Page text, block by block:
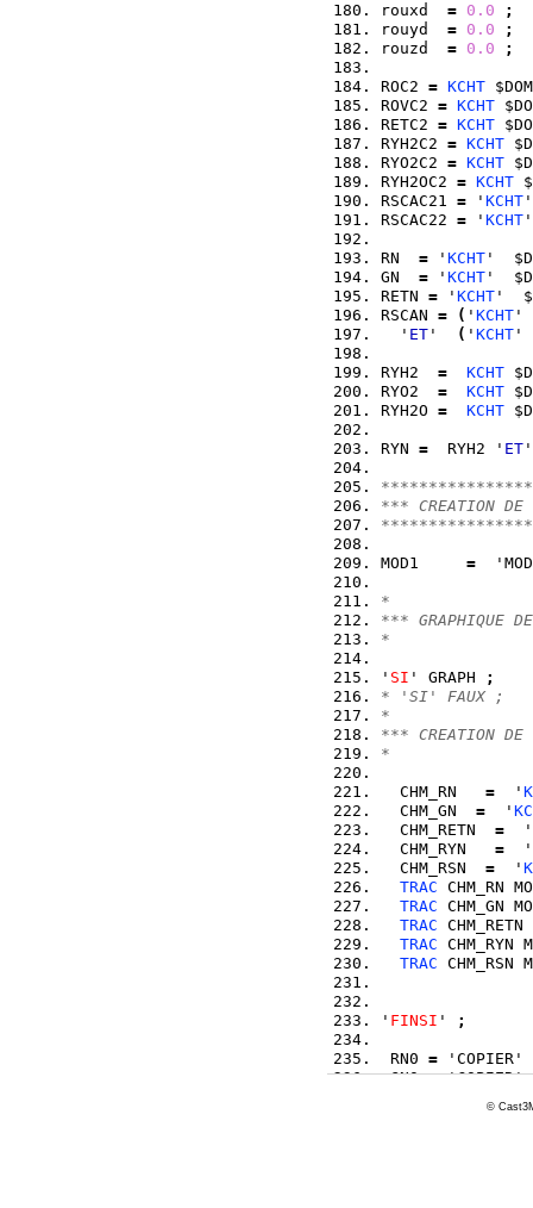
rouxd = 0.0
;
rouyd = 0.0
;
rouzd = 0.0 ;
ROC2 = KCHT
ROVC2 = KCHT
RETC2 = KCHT
RYH2C2 = KCHT
RYO2C2 = KCHT
RYH2OC2 = KCHT
RSCAC21 = ' KCHT '
RSCAC22 = ' KCHT '
RN = ' KCHT '
GN = ' KCHT '
RETN = ' KCHT '
RSCAN = ( ' KCHT '
  '
ET ' ( ' KCHT '
RYH2 = KCHT
RYO2 = KCHT
RYH2O = KCHT
RYN =
  RYH2 '
ET
*** CREATION DE
MOD1 =
*
*** GRAPHIQUE
*
' SI ' GRAPH
;
* 'SI' FAUX ;
*
*** CREATION DE
*
  CHM_RN
=
  '
  CHM_GN
=
  '
  CHM_RETN
=
  '
  CHM_RYN
=
  '
  CHM_RSN
=
  '
TRAC CHM_RN
TRAC CHM_GN
TRAC
TRAC CHM_RYN
TRAC CHM_RSN
' FINSI ' ;
RN0 = 'COPIER'
GN0 = 'COPIER'
©